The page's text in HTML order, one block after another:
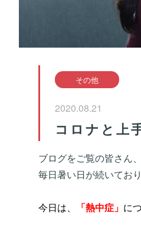
その他
2020.08.21
コロナと上
ブログをご覧の皆さん
毎日暑い日が続いてお
今日は、 「熱中症」 に